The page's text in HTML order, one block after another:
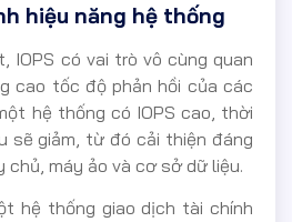
hiệu năng hệ thống
IOPS có vai trò vô cùng quan
cao tốc độ phản hồi của các
hệ thống có IOPS cao, thời
sẽ giảm, từ đó cải thiện đáng
chủ, máy ảo và cơ sở dữ liệu.
hệ thống giao dịch tài chính